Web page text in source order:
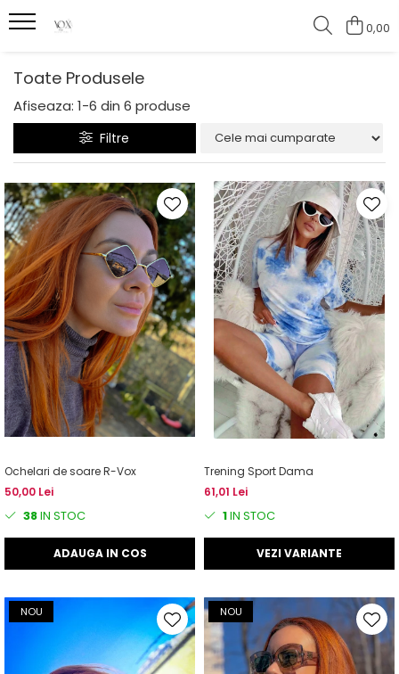
0,00
Toate Produsele
Afiseaza: 1-6 din 6 produse
Filtre
Ochelari de soare R-Vox
50,00 Lei
38IN STOC
ADAUGA IN COS
Trening Sport Dama
61,01 Lei
1IN STOC
VEZI VARIANTE
NOU NOU